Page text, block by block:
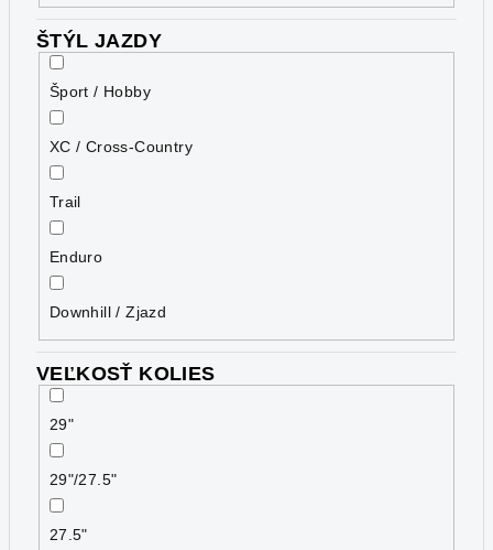
ŠTÝL JAZDY
Šport / Hobby
XC / Cross-Country
Trail
Enduro
Downhill / Zjazd
VEĽKOSŤ KOLIES
29"
29"/27.5"
27.5"